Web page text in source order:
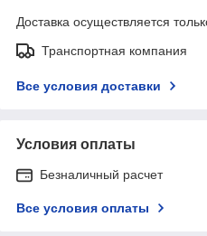
Доставка осуществляется
Транспортная компания
Все условия доставки
Условия оплаты
Безналичный расчет
Все условия оплаты